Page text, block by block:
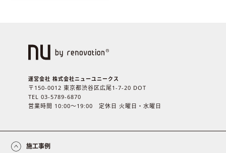
運営会社 株式会社ニューユニークス
〒150-0012 東京都渋谷区広尾1-7-20 DOT
TEL 03-5789-6870
営業時間 10:00〜19:00 定休日 火曜日・水曜日
施工事例